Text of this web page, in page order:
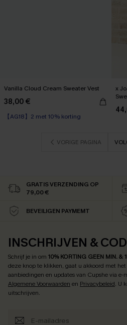
Vanilla Cloud Cream Sweater Vest
38,00 €
【AG18】2 met 10% korting
x
VORIGE PAGINA
GRATIS VERZENDING OP
79,00 €
BEVEILIGEN PAYMEMT
INSCHRIJVEN &
Schrijf je in om 10% KORTING GEEN MIN. &
deze knop te klikken, gaat u akkoord met
aanbiedingen en updates van Cupshe via e-
Algemene Voorwaarden en Privacybeleid. U
uitschrijven.